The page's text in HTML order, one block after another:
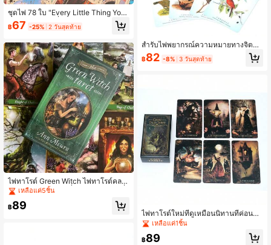
ชุดไพ่ 78 ใบ "Every Little Thing You
Do Is Magic" เชื่อมโยงกับไพ่ทาโร่ Eve
ry Little Thing You Do Is Magic Taro
คคลและการค้นพบตัวตนที่คุณตามหาอ
ยู่
฿67 -25% 2 วันสุดท้าย
ไพ่ทาโรต์ Green Witch ไพ่ทาโรต์คลา
สสิกเหมาะสำหรับผู้เริ่มต้น พร้อมภาพที่
สวยงามและพื้นผิวไพ่ที่เรียบเนียน
เหลือแค่5ชิ้น
฿89
สำรับไพ่พยากรณ์ความหมายทางจิตวิ
ญญาณของนก ค้นพบปัญญาและข้อมูลเ
ชิงลึกของทูตสวรรค์ที่มีปีกเหล่านี้ นกที่ส
฿82 -8% 3 วันสุดท้าย
ไพ่ทาโรต์ใหม่ที่ดูเหมือนนิทานที่ค่อนข้า
งน่ากลัว ไพ่ทาโรต์ธีมมืด ระบบ Wettert
arot มาตรฐานที่เป็นมิตรกับผู้เริ่มต้น เห
มาะอย่างยิ่งสำหรับผู้เริ่มต้นใช้งาน ของ
เหลือแค่1ชิ้น
฿89